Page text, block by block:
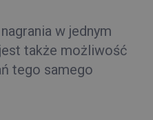
w jednym
także możliwość
tego samego